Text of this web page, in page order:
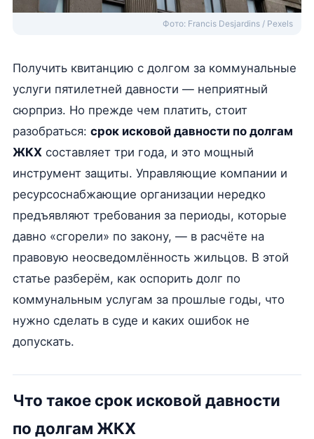
Фото: Francis Desjardins / Pexels
Получить квитанцию с долгом за коммунальные
услуги пятилетней давности — неприятный
сюрприз. Но прежде чем платить, стоит
разобраться: срок исковой давности по долгам
ЖКХсоставляет три года, и это мощный
инструмент защиты. Управляющие компании и
ресурсоснабжающие организации нередко
предъявляют требования за периоды, которые
давно «сгорели» по закону, — в расчёте на
правовую неосведомлённость жильцов. В этой
статье разберём, как оспорить долг по
коммунальным услугам за прошлые годы, что
нужно сделать в суде и каких ошибок не
допускать.
Что такое срок исковой давности
по долгам ЖКХ